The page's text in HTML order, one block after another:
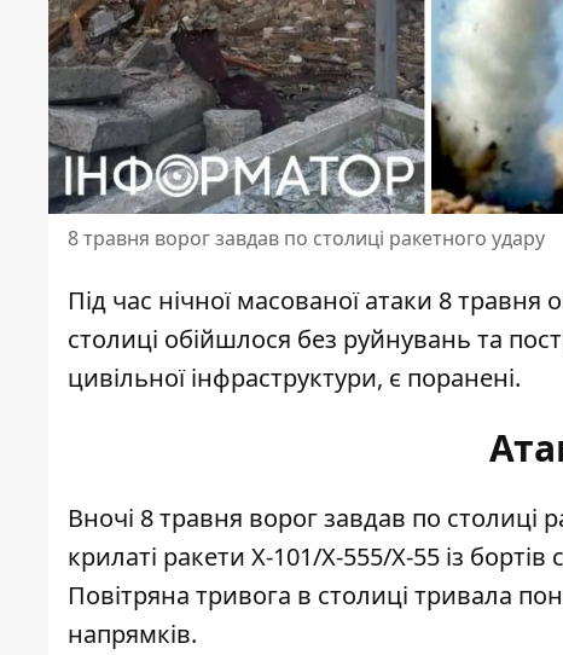
8 травня ворог завдав по столиці ракетного удару
Під час нічноїмасованої атаки 8 травня
столиці обійшлося без руйнувань та
цивільної інфраструктури, є поранені.
Вночі 8 травня ворог завдав по столиці
крилаті ракети Х-101/Х-555/Х-55 із
Повітряна тривога в столиці тривала
напрямків.